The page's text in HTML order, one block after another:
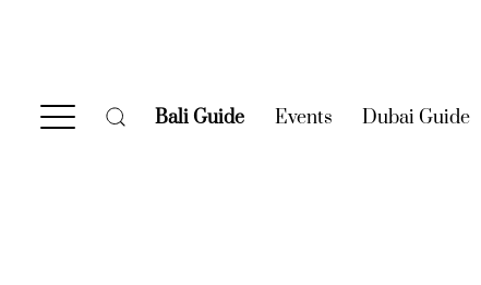
Bali Guide (current)
Events (current)
Dubai Guide